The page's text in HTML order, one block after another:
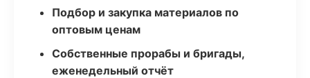
Подбор и закупка материалов по
оптовым ценам
Собственные прорабы и бригады,
еженедельный отчёт